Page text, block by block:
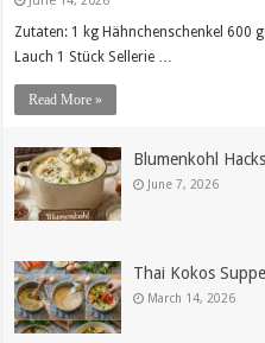
Zutaten: 1 kg Hähnchenschenkel 600
Lauch 1 Stück Sellerie …
Read More »
Blumenkohl
June 7, 2026
Thai Kokos Suppe
March 14, 2026